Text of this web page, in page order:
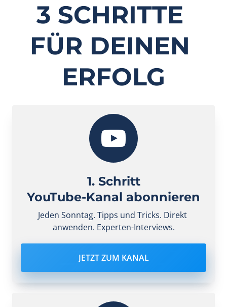
3 SCHRITTE
FÜR DEINEN
ERFOLG
1. Schritt
YouTube-Kanal abonnieren
Jeden Sonntag. Tipps und Tricks. Direkt
anwenden. Experten-Interviews.
JETZT ZUM KANAL